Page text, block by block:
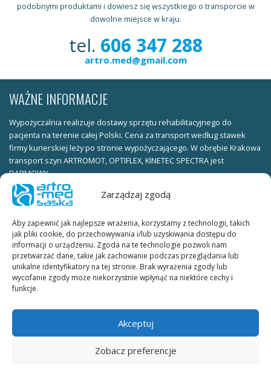
Zarządzaj zgodą
Aby zapewnić jak najlepsze wrażenia, korzystamy z technologii, takich
jak pliki cookie, do przechowywania i/lub uzyskiwania dostępu do
informacji o urządzeniu. Zgoda na te technologie pozwoli nam
przetwarzać dane, takie jak zachowanie podczas przeglądania lub
unikalne identyfikatory na tej stronie. Brak wyrażenia zgody lub
wycofanie zgody może niekorzystnie wpłynąć na niektóre cechy i
funkcje.
Akceptuj
Zobacz preferencje
podobnymi produktami i dowiesz się wszystkiego o transporcie w
dowolne miejsce w kraju.
tel. 606 347 288
artro.med@gmail.com
WAŻNE INFORMACJE
Wypożyczalnia realizuje dostawy sprzętu rehabilitacyjnego do
pacjenta na terenie całej Polski. Cena za transport według stawek
firmy kurierskiej leży po stronie wypożyczającego. W obrębie Krakowa
transport szyn ARTROMOT, OPTIFLEX, KINETEC SPECTRA jest
DARMOWY.
Warunki wypożyczania:
numer telefonu KUBE_FAX lub skan dowodu osobistego (obie strony)
należy wysłać na adres e-mail.
W celu ustalenia terminu wypożyczenia prosimy o kontakt
telefoniczny lub mailowy.
umowę wypożyczania szyn w dwóch egzemplarzach do podpisania
dostarcza firma kurierska wraz ze sprzętem.
Cennik wypożyczania szyn ARTROMOT, OPTIFLEX, KINETEC SPECTRA: